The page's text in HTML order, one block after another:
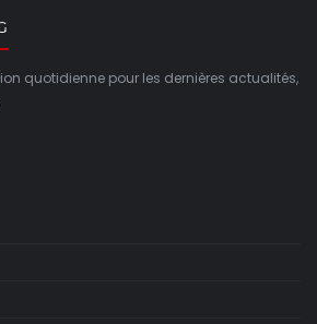
quotidienne pour les dernières actualités,